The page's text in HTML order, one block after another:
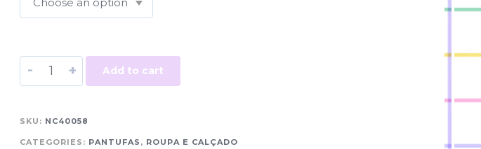
- + Add to cart
SKU: NC40058
CATEGORIES: PANTUFAS , ROUPA E CALÇADO